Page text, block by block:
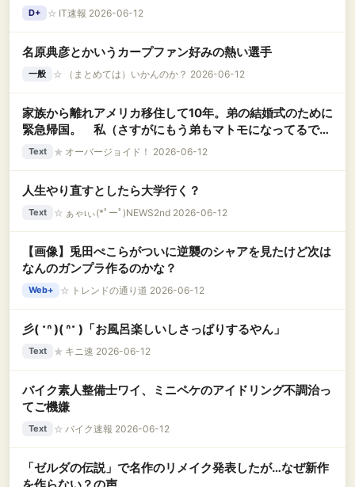
D+ ☆ IT速報 2026-06-12
名原典彦とかいうカープファン好みの熱い選手
一般 ☆ （まとめては）いかんのか？ 2026-06-12
家族から離れアメリカ移住して10年。弟の結婚式のために
緊急帰国。 私（さすがにもう弟もマトモになってるでし
ょ…）弟「姉ちゃん！」私「！？」 → 弟の結婚相手
Text ★ オーバージョイド！ 2026-06-12
人生やり直すとしたら大学行く？
Text ☆ ぁゃιぃ(*ﾟーﾟ)NEWS2nd 2026-06-12
【画像】兎田ぺこらがついに逆襲のシャアを見たけど次は
なんのガンプラ作るのかな？
Web+ ☆ トレンドの通り道 2026-06-12
彡( ˶ᐢ )( ᐢ˶ )「お風呂楽しいしさっぱりするやん」
Text ★ キニ速 2026-06-12
バイク素人整備士ワイ、ミニペケのアイドリング不調治っ
てご機嫌
Text ☆ バイク速報 2026-06-12
「ゼルダの伝説」で名作のリメイク発表したが…なぜ新作